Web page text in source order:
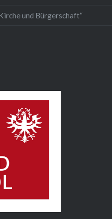
und Bürgerschaft“